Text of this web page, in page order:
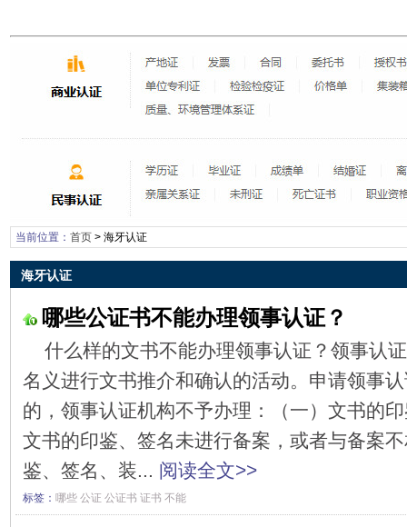
当前位置： 首页> 海牙认证
海牙认证
哪些公证书不能办理领事认证？
什么样的文书不能办理领事认证？领事认
名义进行文书推介和确认的活动。申请领事
的，领事认证机构不予办理：（一）文书的
文书的印鉴、签名未进行备案，或者与备案
鉴、签名、装... 阅读全文>>
标签： 哪些 公证 公证书 证书 不能